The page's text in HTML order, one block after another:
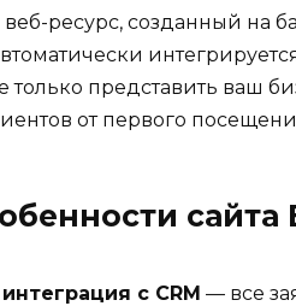
ресурс, созданный на
только представить ваш
от первого
сайта
с CRM — все